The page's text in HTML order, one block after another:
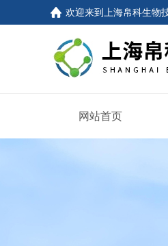
欢迎来到 上海帛科生物
网站首页